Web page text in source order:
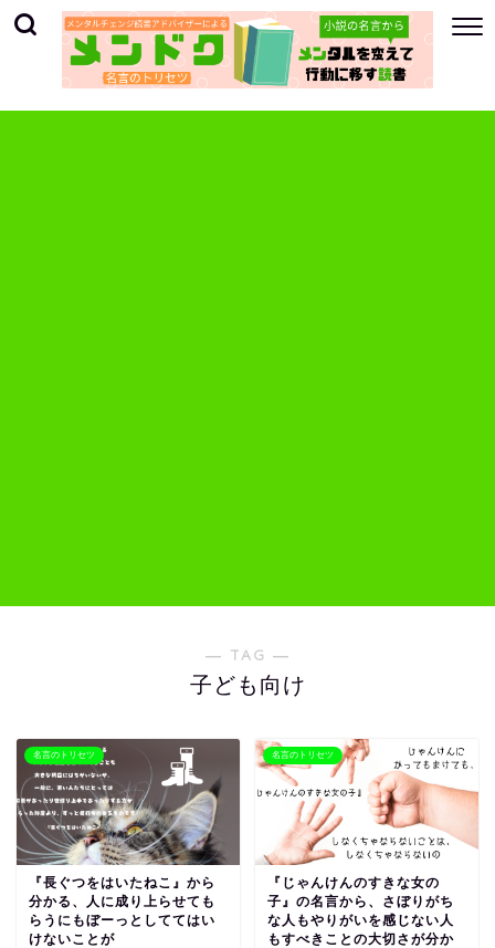
― TAG ―
子ども向け
名言のトリセツ
『長ぐつをはいたねこ』から
分かる、人に成り上らせても
らうにもぼーっとしててはい
けないことが
名言のトリセツ
『じゃんけんのすきな女の
子』の名言から、さぼりがち
な人もやりがいを感じない人
もすべきことの大切さが分か